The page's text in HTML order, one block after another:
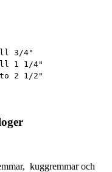
3/4"
1 1/4"
2 1/2"
kuggremmar och